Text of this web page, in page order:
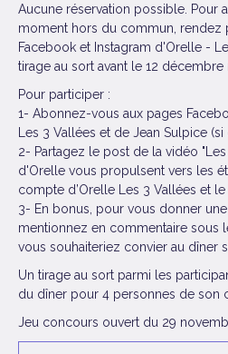
Aucune réservation possible. Pour
moment hors du commun, rendez
Facebook et Instagram d'Orelle -
tirage au sort avant le 12 décembre
Pour participer :
1- Abonnez-vous aux pages
Les 3 Vallées et de Jean Sulpice (si
2- Partagez le post de la vidéo
d'Orelle vous propulsent vers les
compte d’Orelle Les 3 Vallées et
3- En bonus, pour vous donner
mentionnez en commentaire sous
vous souhaiteriez convier au dîner
Un tirage au sort parmi les
du dîner pour 4 personnes de son
Jeu concours ouvert du 29